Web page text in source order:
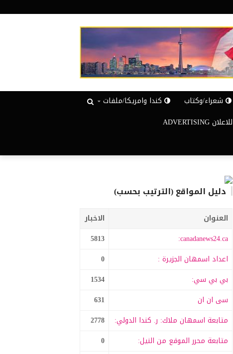
شعراء/وكتاب
كندا وامريكا/ملفات
للاعلان ADVERTISING
دليل المواقع (الترتيب بحسب)
العنوان
الاخبار
canadanews24.ca:
5813
اعداد اسمهان الجزيرة :
0
بي بي سي:
1534
سى ان ان
631
متابعة اسمهان ملاك: ر. كندا الدولي:
2778
متابعة محرر الموقع من النيل:
0